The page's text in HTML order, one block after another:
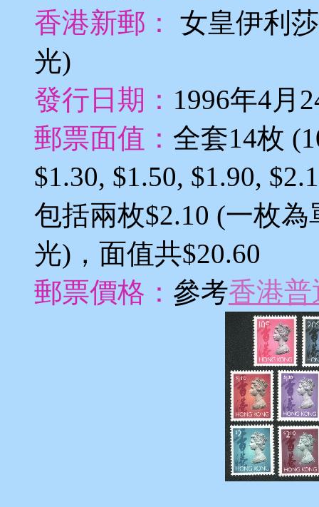
香港新郵：
女皇伊利
光)
發行日期： 1996年4月
郵票面值： 全套14枚
$1.30, $1.50, $1.90,
包括兩枚$2.10 (一枚
光)，面值共$20.60
郵票價格： 參考香港